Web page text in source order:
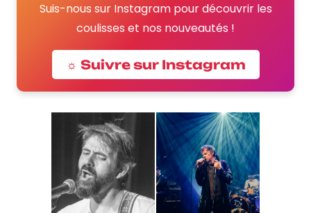
Suis-nous sur Instagram pour découvrir les
coulisses et nos nouveautés !
☼ Suivre sur Instagram